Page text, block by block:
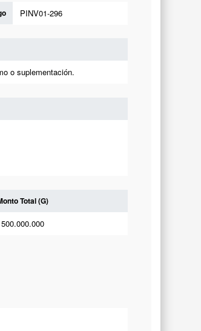
PINV01-296
o suplementación.
Total (G)
500.000.000